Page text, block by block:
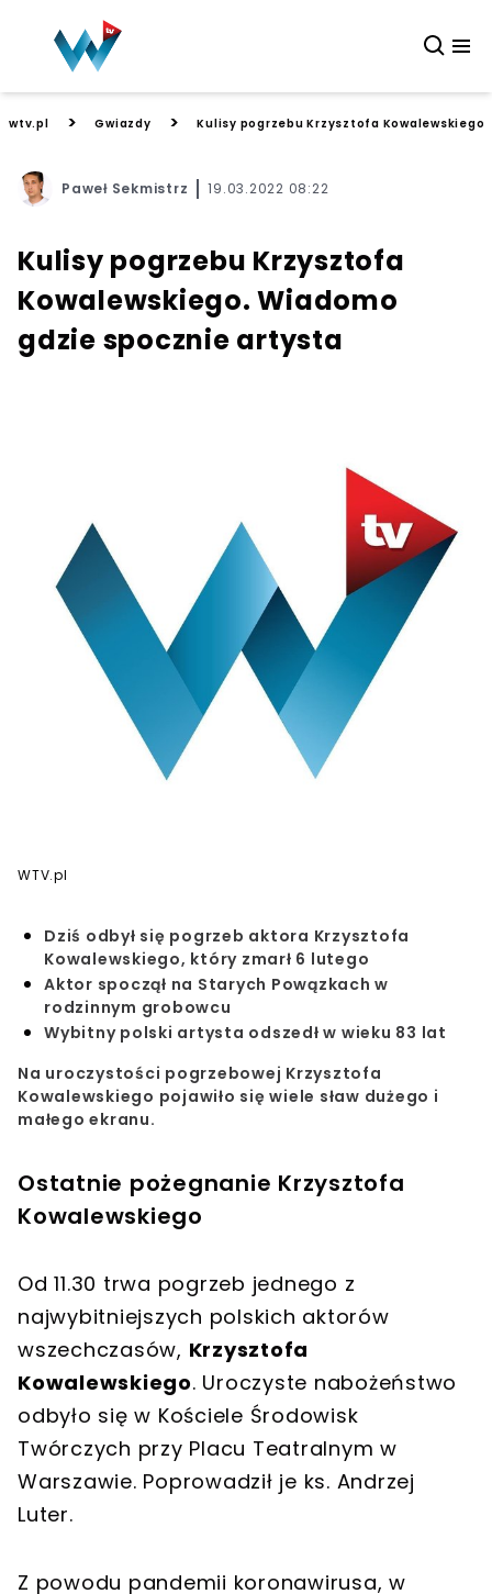
wtv.pl > Gwiazdy > Kulisy pogrzebu Krzysztofa
Paweł Sekmistrz 19.03.2022 08:22
Kulisy pogrzebu Krzysztofa
Kowalewskiego. Wiadomo
gdzie spocznie artysta
WTV.pl
Dziś odbył się pogrzeb aktora Krzysztofa
Kowalewskiego, który zmarł 6 lutego
Aktor spoczął na Starych Powązkach w
rodzinnym grobowcu
Wybitny polski artysta odszedł w wieku 83 lat
Na uroczystości pogrzebowej Krzysztofa
Kowalewskiego pojawiło się wiele sław dużego i
małego ekranu.
Ostatnie pożegnanie Krzysztofa
Kowalewskiego
Od 11.30 trwa pogrzeb jednego z
najwybitniejszych polskich aktorów
wszechczasów, Krzysztofa
Kowalewskiego. Uroczyste nabożeństwo
odbyło się w Kościele Środowisk
Twórczych przy Placu Teatralnym w
Warszawie. Poprowadził je ks. Andrzej
Luter.
Z powodu pandemii koronawirusa, w